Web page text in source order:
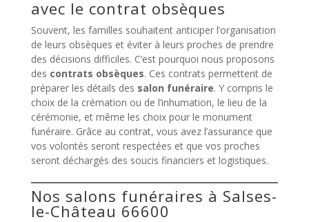
avec le contrat obsèques
Souvent, les familles souhaitent anticiper l’organisation
de leurs obsèques et éviter à leurs proches de prendre
des décisions difficiles. C’est pourquoi nous proposons
des contrats obsèques. Ces contrats permettent de
préparer les détails des salon funéraire. Y compris le
choix de la crémation ou de l’inhumation, le lieu de la
cérémonie, et même les choix pour le monument
funéraire. Grâce au contrat, vous avez l’assurance que
vos volontés seront respectées et que vos proches
seront déchargés des soucis financiers et logistiques.
Nos salons funéraires à Salses-
le-Château 66600